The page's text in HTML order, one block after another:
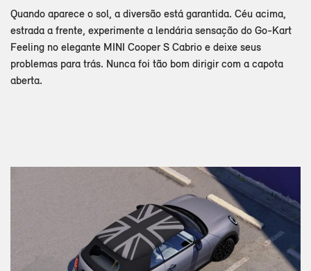
Quando aparece o sol, a diversão está garantida. Céu acima,
estrada a frente, experimente a lendária sensação do Go-Kart
Feeling no elegante MINI Cooper S Cabrio e deixe seus
problemas para trás. Nunca foi tão bom dirigir com a capota
aberta.